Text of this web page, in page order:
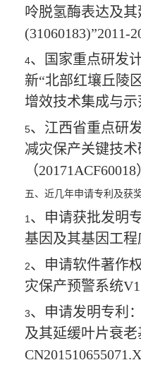
呤脱氢酶表达及
(31060183)”2011-
4、国家重点研发
新“北部红壤丘陵
增效技术集成与示
5、江西省重点研
减灾保产关键技术
（20171ACF60018
五、近几年申请专利及获
1、申请获批发明
基因及其基因工程
2、申请软件著作
灾保产预警系统
3、申请发明专利
及其延缓叶片衰
CN201510655071.X